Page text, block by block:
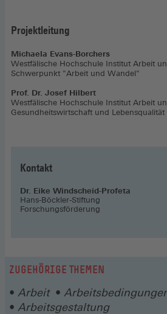
Projektleitung
Michaela Evans-Borchers
Westfälische Hochschule Institut Arbeit
Schwerpunkt "Arbeit und Wandel"
Prof. Dr. Josef Hilbert
Westfälische Hochschule Institut Arbeit
Gesundheitswirtschaft und Lebensqualität
Kontakt
Dr. Eike Windscheid-Profeta
Hans-Böckler-Stiftung
Forschungsförderung
ZUGEHÖRIGE THEMEN
Arbeit
Arbeitsgestaltung